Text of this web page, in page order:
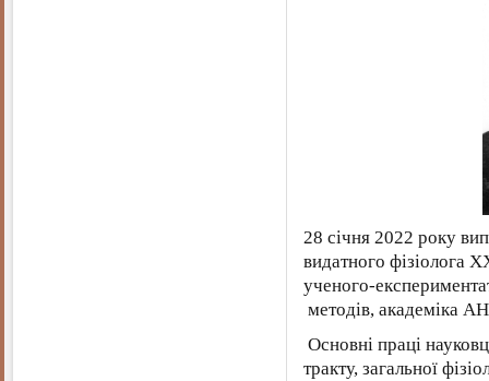
28 січня 2022 року
видатного фізіолога
ученого-
методів, академіка
Основні праці
тракту, загальної